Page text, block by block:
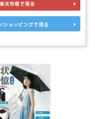
楽天市場で見る
ショッピングで見る